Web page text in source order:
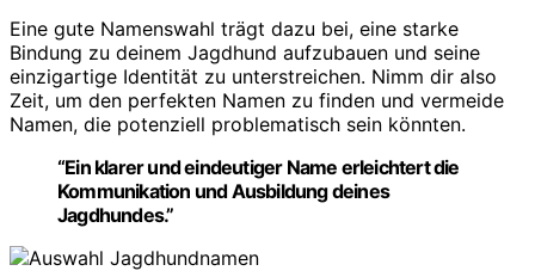
Eine gute Namenswahl trägt dazu bei, eine starke
Bindung zu deinem Jagdhund aufzubauen und seine
einzigartige Identität zu unterstreichen. Nimm dir also
Zeit, um den perfekten Namen zu finden und vermeide
Namen, die potenziell problematisch sein könnten.
“Ein klarer und eindeutiger Name erleichtert die
Kommunikation und Ausbildung deines
Jagdhundes.”